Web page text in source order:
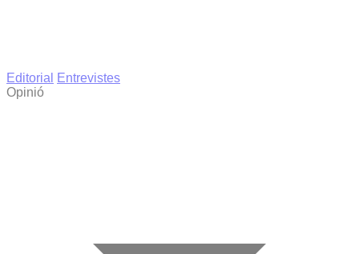
Editorial
Entrevistes
Opinió